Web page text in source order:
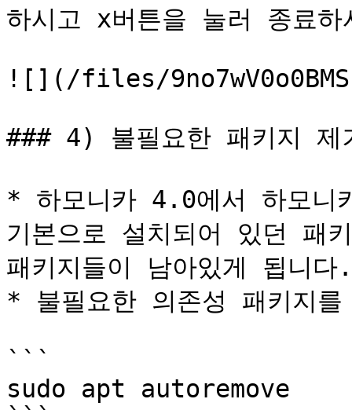
하시고 x버튼을 눌러 종료
![](/files/
### 4) 불필요한 패키지 제
* 하모니카 4.0에서 하모니
기본으로 설치되어 있던 패
패키지들이 남아있게 됩니다.
* 불필요한 의존성 패키지
```
sudo apt autoremove